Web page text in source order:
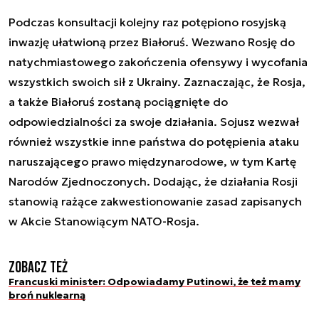
Podczas konsultacji kolejny raz potępiono rosyjską
inwazję ułatwioną przez Białoruś. Wezwano Rosję do
natychmiastowego zakończenia ofensywy i wycofania
wszystkich swoich sił z Ukrainy. Zaznaczając, że Rosja,
a także Białoruś zostaną pociągnięte do
odpowiedzialności za swoje działania. Sojusz wezwał
również wszystkie inne państwa do potępienia ataku
naruszającego prawo międzynarodowe, w tym Kartę
Narodów Zjednoczonych. Dodając, że działania Rosji
stanowią rażące zakwestionowanie zasad zapisanych
w Akcie Stanowiącym NATO-Rosja.
Zobacz też
Francuski minister: Odpowiadamy Putinowi, że też mamy
broń nuklearną